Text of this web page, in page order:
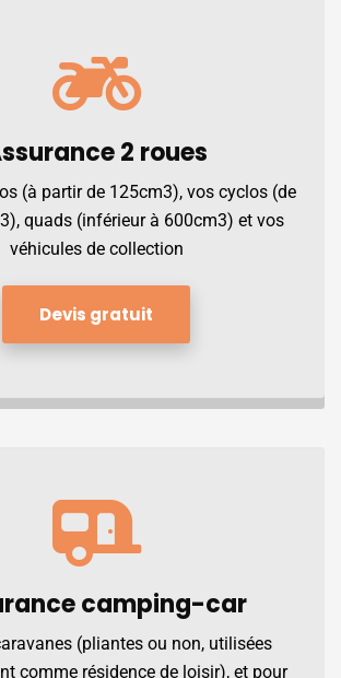
2 roues
(à partir de 125cm3), vos cyclos (de
quads (inférieur à 600cm3) et vos
véhicules de collection
Devis gratuit
camping-car
(pliantes ou non, utilisées
comme résidence de loisir), et pour